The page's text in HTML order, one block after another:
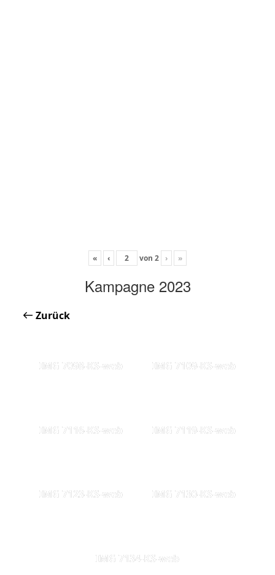
« ‹ von 2 › »
Kampagne 2023
Zurück
IMG 7098-KS-web IMG 7109-KS-web
IMG 7116-KS-web IMG 7119-KS-web
IMG 7123-KS-web IMG 7130-KS-web
IMG 7134-KS-web